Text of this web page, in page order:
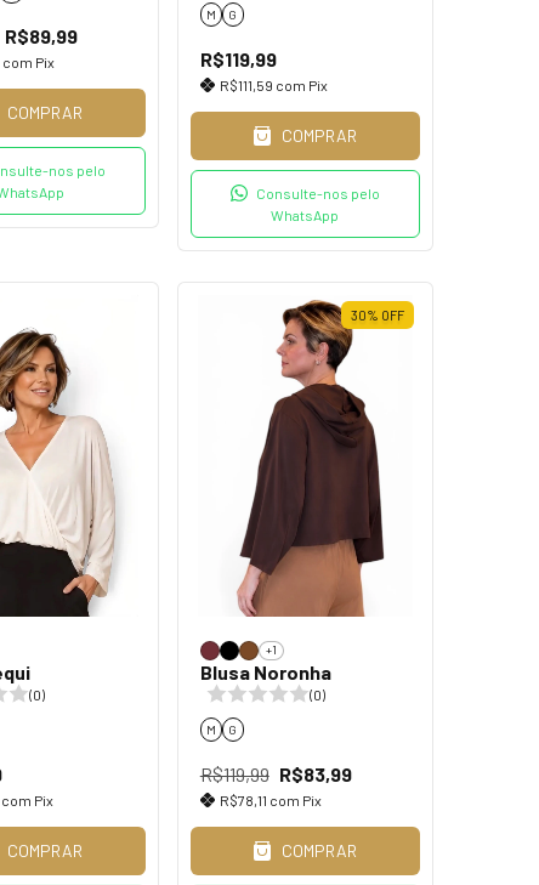
R$89,99
com Pix
COMPRAR
nos pelo
M G
R$119,99
R$111,59 com Pix
COMPRAR
Consulte-nos pelo
WhatsApp
(0)
com Pix
COMPRAR
30% OFF
+1
Blusa Noronha
(0)
M G
R$119,99 R$83,99
R$78,11 com Pix
COMPRAR